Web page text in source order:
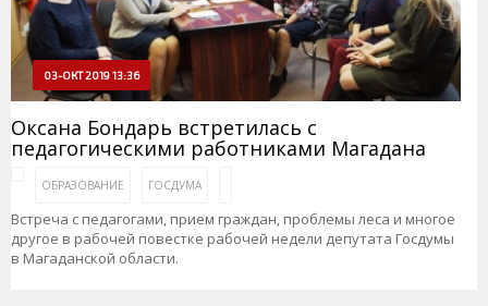
03-ОКТ 2019 13:36
Оксана Бондарь встретилась с
педагогическими работниками Магадана
ОБРАЗОВАНИЕ ГОСДУМА
Встреча с педагогами, прием граждан, проблемы леса и многое
другое в рабочей повестке рабочей недели депутата Госдумы
в Магаданской области.